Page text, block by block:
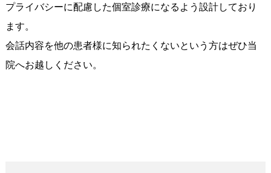
プライバシーに配慮した個室診療になるよう設計しており
ます。
会話内容を他の患者様に知られたくないという方はぜひ当
院へお越しください。